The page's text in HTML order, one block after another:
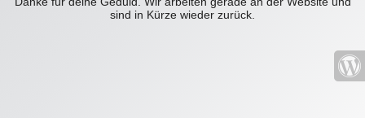
sind in Kürze wieder zurück.